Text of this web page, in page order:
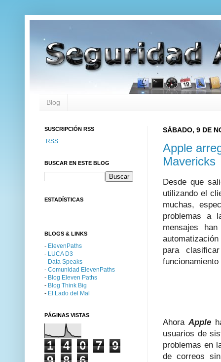
Blog
SÁBADO, 9 DE
Apple
Mavericks
Desde que
utilizando el
muchas,
problemas a
mensajes
para
AhoraApple
usuarios de
problemas en
de correos
SUSCRIPCIÓN RSS
RSS
BUSCAR EN ESTE BLOG
ESTADÍSTICAS
BLOGS & LINKS
- ElevenPaths
- LUCA D3
- Data Speaks
- Comunidad ElevenPaths
- Blog Eleven Paths
- Blog Think Big
- El Lado del Mal
PÁGINAS VISTAS
1 4 0 7
9